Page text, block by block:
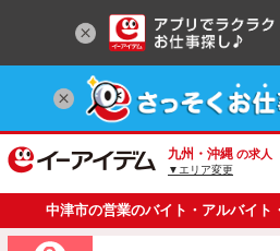
九州・沖縄 の求人
▼エリア変更
中津市の営業のバイト・アルバイト